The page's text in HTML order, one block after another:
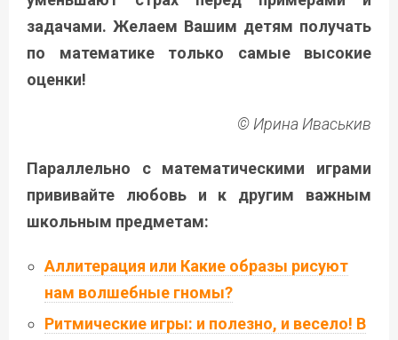
задачами. Желаем Вашим детям получать
по математике только самые высокие
оценки!
© Ирина Иваськив
Параллельно с математическими играми
прививайте любовь и к другим важным
школьным предметам:
Аллитерация или Какие образы рисуют
нам волшебные гномы?
Ритмические игры: и полезно, и весело! В